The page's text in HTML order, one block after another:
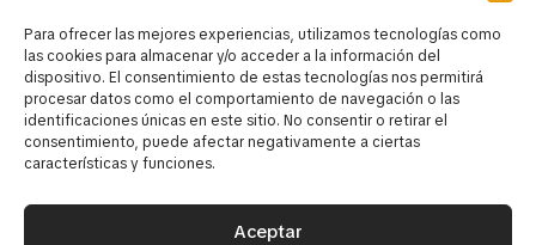
Para ofrecer las mejores experiencias, utilizamos tecnologías como
las cookies para almacenar y/o acceder a la información del
dispositivo. El consentimiento de estas tecnologías nos permitirá
procesar datos como el comportamiento de navegación o las
identificaciones únicas en este sitio. No consentir o retirar el
consentimiento, puede afectar negativamente a ciertas
características y funciones.
Aceptar
contact@mirbaskov.com
Политика конфиденциальности